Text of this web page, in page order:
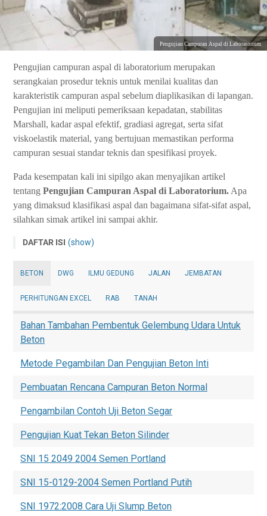
Pengujian Campuran Aspal di Laboratorium
Pengujian campuran aspal di laboratorium merupakan
serangkaian prosedur teknis untuk menilai kualitas dan
karakteristik campuran aspal sebelum diaplikasikan di lapangan.
Pengujian ini meliputi pemeriksaan kepadatan, stabilitas
Marshall, kadar aspal efektif, gradiasi agregat, serta sifat
viskoelastik material, yang bertujuan memastikan performa
campuran sesuai standar teknis dan spesifikasi proyek.
Pada kesempatan kali ini sipilgo akan menyajikan artikel
tentang Pengujian Campuran Aspal di Laboratorium. Apa
yang dimaksud klasifikasi aspal dan bagaimana sifat-sifat aspal,
silahkan simak artikel ini sampai akhir.
DAFTAR ISI (show)
Jenis dan Tahapan Pengujian Campuran Aspal
1. Metode sampling (pengambilan contoh)
3. Berat isi benda uji padat
4. Pengujian stabilitas dan kelelehan (flow)
5. Pengujian volumetrik
BETON DWG ILMU GEDUNG JALAN JEMBATAN
PERHITUNGAN EXCEL RAB TANAH
Bahan Tambahan Pembentuk Gelembung Udara Untuk
Beton
Metode Pegambilan Dan Pengujian Beton Inti
Pembuatan Rencana Campuran Beton Normal
Pengambilan Contoh Uji Beton Segar
Pengujian Kuat Tekan Beton Silinder
SNI 15 2049 2004 Semen Portland
SNI 15-0129-2004 Semen Portland Putih
SNI 1972:2008 Cara Uji Slump Beton